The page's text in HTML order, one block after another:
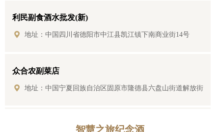
利民副食酒水批发(新)
地址：中国四川省德阳市中江县凯江镇下南商业街14号
众合农副菜店
地址：中国宁夏回族自治区固原市隆德县六盘山街道解放街
智慧之旅纪念酒